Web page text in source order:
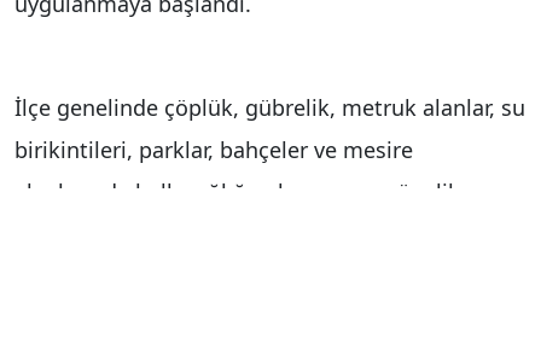
İlçe genelinde çöplük, gübrelik, metruk alanlar, su
birikintileri, parklar, bahçeler ve mesire
alanlarında halk sağlığını korumaya yönelik